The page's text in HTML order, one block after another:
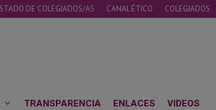
DE COLEGIADOS/AS CANAL ÉTICO COLEGIADOS
TRANSPARENCIA ENLACES VIDEOS